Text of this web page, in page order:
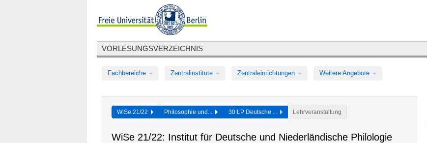
VORLESUNGSVERZEICHNIS
Fachbereiche Zentralinstitute Zentraleinrichtungen Weitere Angebote
WiSe 21/22 Philosophie und... 30 LP Deutsche ... Lehrveranstaltung
WiSe 21/22: Institut für Deutsche und Niederländische Philologie